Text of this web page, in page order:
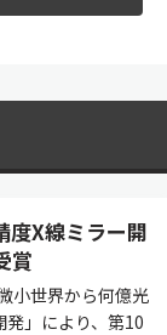
度X線ミラー開
賞
小世界から何億光
」により、第10